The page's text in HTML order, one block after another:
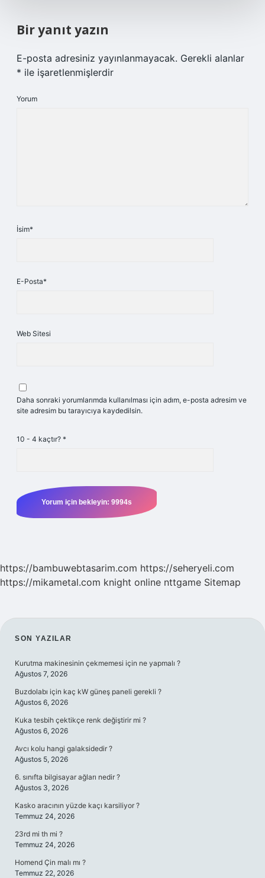
Bir yanıt yazın
E-posta adresiniz yayınlanmayacak. Gerekli alanlar
* ile işaretlenmişlerdir
Yorum
İsim*
E-Posta*
Web Sitesi
Daha sonraki yorumlarımda kullanılması için adım, e-posta adresim ve
site adresim bu tarayıcıya kaydedilsin.
10 - 4 kaçtır? *
https://bambuwebtasarim.com https://seheryeli.com
https://mikametal.com knight online nttgame Sitemap
SIDEBAR
SON YAZILAR
Kurutma makinesinin çekmemesi için ne yapmalı ?
Ağustos 7, 2026
Buzdolabı için kaç kW güneş paneli gerekli ?
Ağustos 6, 2026
Kuka tesbih çektikçe renk değiştirir mi ?
Ağustos 6, 2026
Avcı kolu hangi galaksidedir ?
Ağustos 5, 2026
6. sınıfta bilgisayar ağları nedir ?
Ağustos 3, 2026
Kasko aracının yüzde kaçı karsiliyor ?
Temmuz 24, 2026
23rd mi th mi ?
Temmuz 24, 2026
Homend Çin malı mı ?
Temmuz 22, 2026